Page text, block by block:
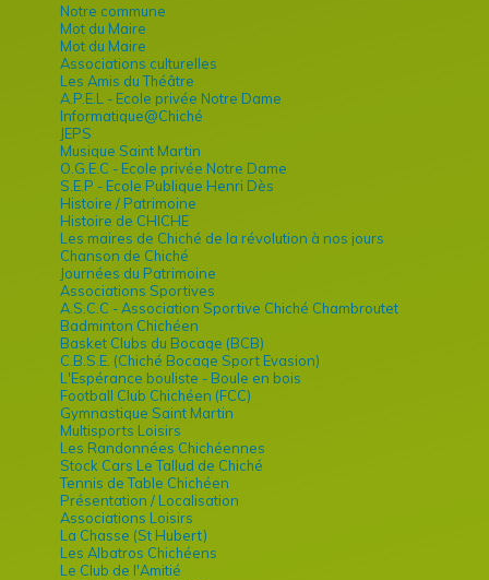
Notre commune
Mot du Maire
Mot du Maire
Associations culturelles
Les Amis du Théâtre
A.P.E.L - Ecole privée Notre Dame
Informatique@Chiché
JEPS
Musique Saint Martin
O.G.E.C - Ecole privée Notre Dame
S.E.P - Ecole Publique Henri Dès
Histoire / Patrimoine
Histoire de CHICHE
Les maires de Chiché de la révolution à nos jours
Chanson de Chiché
Journées du Patrimoine
Associations Sportives
A.S.C.C - Association Sportive Chiché Chambroutet
Badminton Chichéen
Basket Clubs du Bocage (BCB)
C.B.S.E. (Chiché Bocage Sport Evasion)
L'Espérance bouliste - Boule en bois
Football Club Chichéen (FCC)
Gymnastique Saint Martin
Multisports Loisirs
Les Randonnées Chichéennes
Stock Cars Le Tallud de Chiché
Tennis de Table Chichéen
Présentation / Localisation
Associations Loisirs
La Chasse (St Hubert)
Les Albatros Chichéens
Le Club de l'Amitié